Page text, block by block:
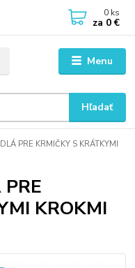
Menu
Hľadať
0 ks
za 0 €
PRE KRMIČKY S KRÁTKYMI
KROKMI